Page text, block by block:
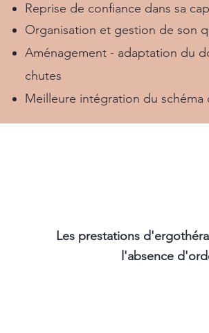
Reprise de confiance dans sa
Organisation et gestion de son
Aménagement - adaptation du
chutes
Meilleure intégration du schéma
Les prestations
l'absence